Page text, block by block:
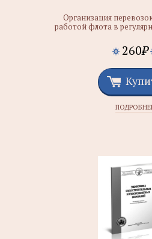
Организация
работой флота в
260₽